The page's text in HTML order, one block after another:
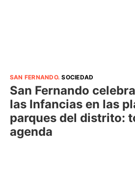
SAN FERNANDO.SOCIEDAD
San Fernando
las Infancias en las
parques del distrito:
agenda